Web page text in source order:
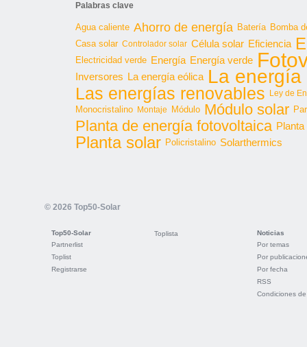
Palabras clave
Agua caliente Ahorro de energía Batería Bomba
Casa solar Controlador solar Célula solar Eficiencia
Electricidad verde Energía Energía verde
Inversores La energía eólica La energía
Las energías renovables Ley de
Monocristalino Montaje Módulo Módulo solar
Planta de energía fotovoltaica
Planta solar Policristalino Solarthermics
© 2026 Top50-Solar
Top50-Solar
Partnerlist
Toplist
Registrarse
Toplista
Noticias
Por temas
Por
Por fecha
RSS
Condiciones